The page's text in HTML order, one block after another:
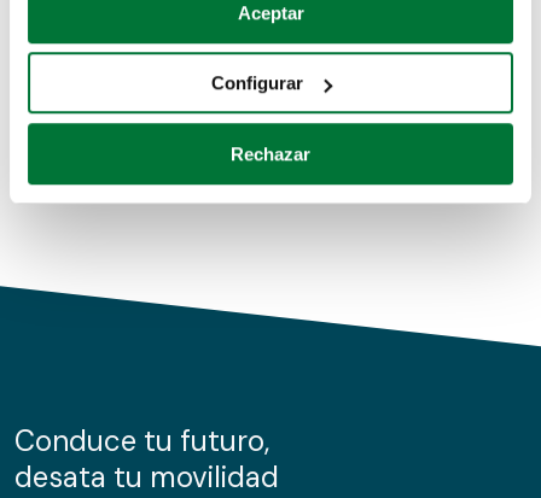
Si lo permite, también quisiéramos:
Recopilar información sobre su ubicación geográfica
Identificar su dispositivo analizándolo activamente
para buscar características específicas (huellas
Obtenga más información sobre cómo se procesan sus
de cookies.
información sobre el uso que haga del sitio web con
nuestros partners de redes sociales, publicidad y análisis
Aceptar
Configurar
Rechazar
Coches de km0
Conduce tu futuro,
desata tu movilidad